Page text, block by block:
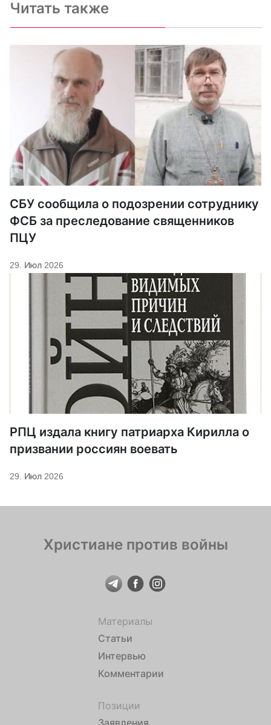
Читать также
СБУ сообщила о подозрении сотруднику
ФСБ за преследование священников
ПЦУ
29. Июл 2026
РПЦ издала книгу патриарха Кирилла о
призвании россиян воевать
29. Июл 2026
Христиане против войны
Материалы
Статьи
Интервью
Комментарии
Позиции
Заявления